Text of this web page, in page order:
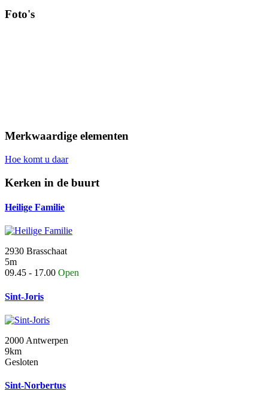
Foto's
Merkwaardige elementen
Hoe komt u daar
Kerken in de buurt
Heilige Familie
2930 Brasschaat
5m
09.45 - 17.00 Open
Sint-Joris
2000 Antwerpen
9km
Gesloten
Sint-Norbertus